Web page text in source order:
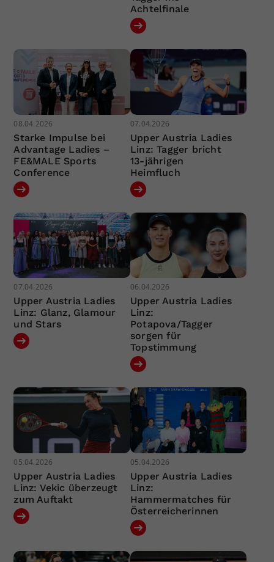
Achtelfinale
08.04.2026
Starke Impulse bei
Advantage Ladies –
FE&MALE Sports
Conference
07.04.2026
Upper Austria Ladies
Linz: Tagger bricht
13-jährigen
Heimfluch
07.04.2026
Upper Austria Ladies
Linz: Glanz, Glamour
und Stars
06.04.2026
Upper Austria Ladies
Linz:
Potapova/Tagger
sorgen für
Topstimmung
05.04.2026
Upper Austria Ladies
Linz: Vekic überzeugt
zum Auftakt
05.04.2026
Upper Austria Ladies
Linz:
Hammermatches für
Österreicherinnen